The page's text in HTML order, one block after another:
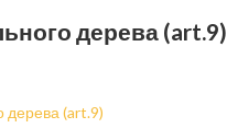
дерева (art.9)
дерева (art.9)